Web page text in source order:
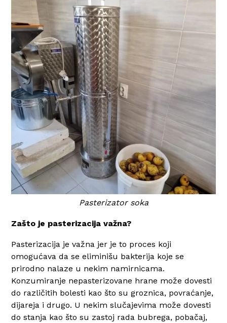
Pasterizator soka
Zašto je pasterizacija važna?
Pasterizacija je važna jer je to proces koji
omogućava da se eliminišu bakterija koje se
prirodno nalaze u nekim namirnicama.
Konzumiranje nepasterizovane hrane može dovesti
do različitih bolesti kao što su groznica, povraćanje,
dijareja i drugo. U nekim slučajevima može dovesti
do stanja kao što su zastoj rada bubrega, pobačaj,